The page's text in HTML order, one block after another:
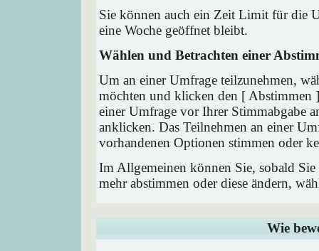
Sie können auch ein Zeit Limit für die
eine Woche geöffnet bleibt.
Wählen und Betrachten einer
Um an einer Umfrage teilzunehmen,
möchten und klicken den [ Abstimmen
einer Umfrage vor Ihrer Stimmabgabe
anklicken. Das Teilnehmen an einer
vorhandenen Optionen stimmen oder
Im Allgemeinen können Sie, sobald
mehr abstimmen oder diese ändern,
Wie